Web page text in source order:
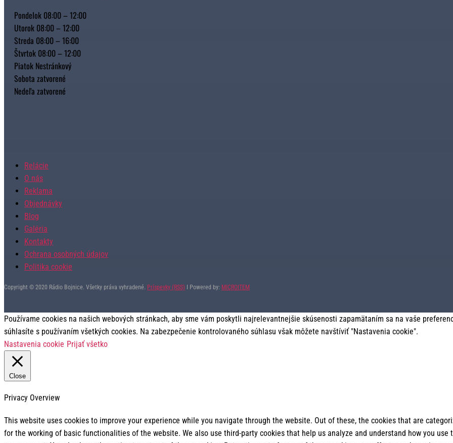
Pondelok 08:00 – 12:00
Utorok 08:00 – 12:00
Streda 08:00 – 16:00
Štvrtok 08:00 – 12:00
Piatok Nestránkový
Sobota zatvorené
Nedeľa zatvorené
Relácie
O nás
Reklama
Objednávky
Blog
Galéria
Kontakty
Ochrana osobných údajov
Politika cookie
Copyright © 2020 Rádio Bojnice. Všetky práva vyhradené. Príspevky (RSS) I Powered by: MICROITEM
Používame cookies na našich webových stránkach, aby sme vám poskytli najrelevantnejšie skúsenosti zapamätaním sa na vaše
súhlasíte s používaním všetkých cookies. Na zabezpečenie kontrolovaného súhlasu však môžete navštíviť "Nastavenia cookie".
Nastavenia cookie Prijať všetko
Close
Privacy Overview
This website uses cookies to improve your experience while you navigate through the website. Out of these, the cookies that are
for the working of basic functionalities of the website. We also use third-party cookies that help us analyze and understand how you